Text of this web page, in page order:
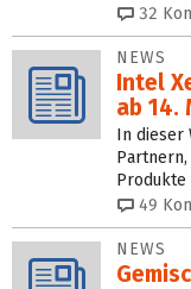
32
NEWS
Intel
ab 14.
In dieser
Produkte
49
NEWS